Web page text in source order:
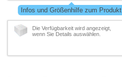
Infos und Größenhilfe zum Produkt
Die Verfügbarkeit wird angezeigt,
wenn Sie Details auswählen.